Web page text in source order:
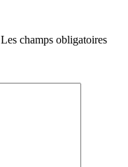
Les champs obligatoires